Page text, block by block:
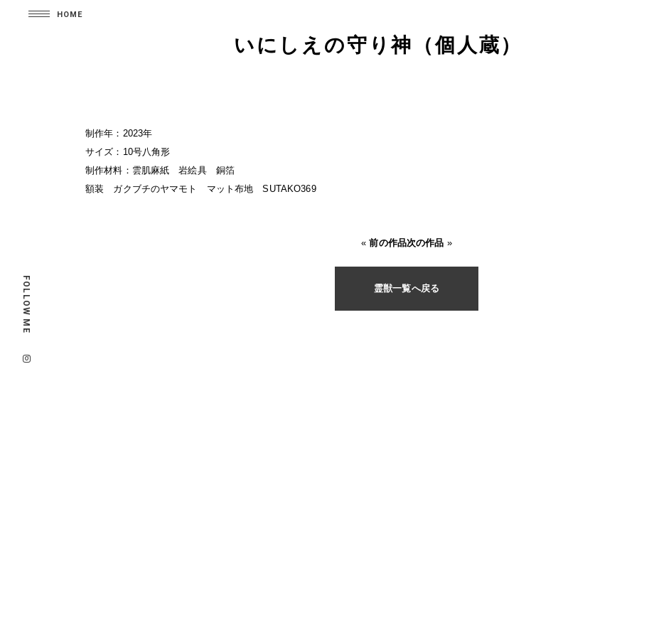
HOME
FOLLOW ME
いにしえの守り神（個人蔵）
制作年：2023年
サイズ：10号八角形
制作材料：雲肌麻紙 岩絵具 銅箔
額装 ガクブチのヤマモト マット布地 SUTAKO369
«前の作品次の作品 »
霊獣一覧へ戻る